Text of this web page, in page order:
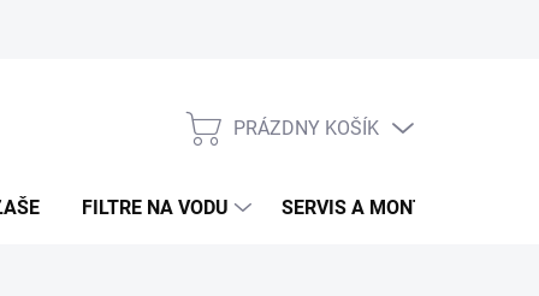
NÁKUPNÝ
PRÁZDNY KOŠÍK
FILTRE NA VODU SERVIS A MONTÁŽ